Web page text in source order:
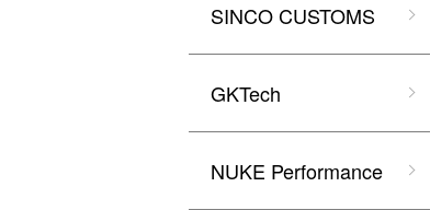
SINCO CUSTOMS
GKTech
NUKE Performance